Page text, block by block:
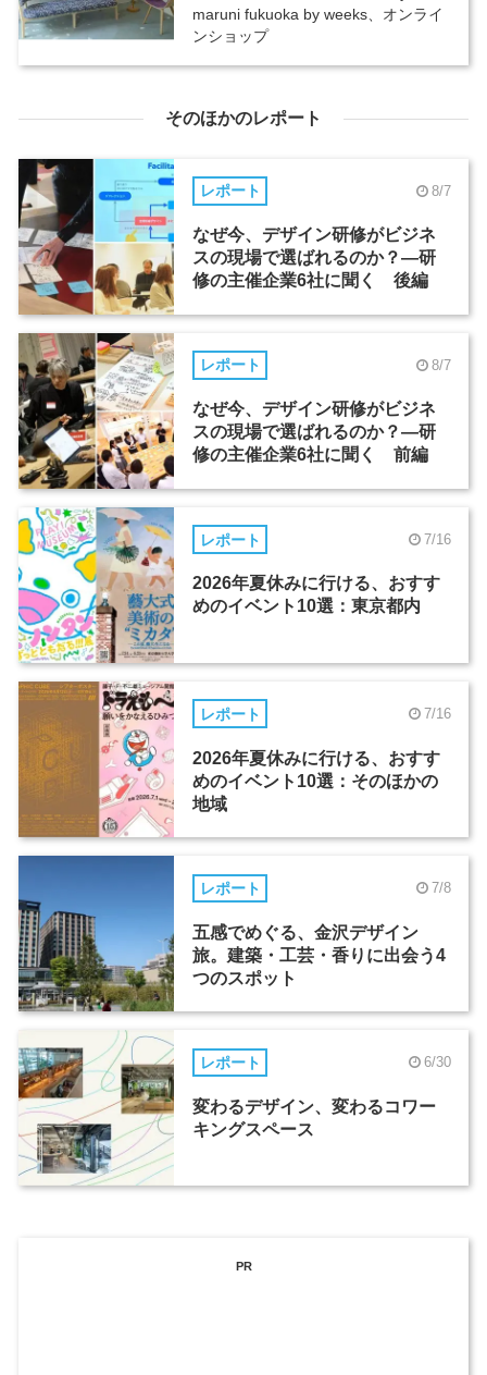
maruni fukuoka by weeks、オンライ
ンショップ
そのほかのレポート
レポート 8/7
なぜ今、デザイン研修がビジネ
スの現場で選ばれるのか？―研
修の主催企業6社に聞く 後編
レポート 8/7
なぜ今、デザイン研修がビジネ
スの現場で選ばれるのか？―研
修の主催企業6社に聞く 前編
レポート 7/16
2026年夏休みに行ける、おすす
めのイベント10選：東京都内
レポート 7/16
2026年夏休みに行ける、おすす
めのイベント10選：そのほかの
地域
レポート 7/8
五感でめぐる、金沢デザイン
旅。建築・工芸・香りに出会う4
つのスポット
レポート 6/30
変わるデザイン、変わるコワー
キングスペース
PR